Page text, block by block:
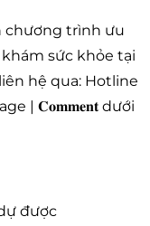
chương trình ưu
sức khỏe tại
hệ qua: Hotline
| 𝐂𝐨𝐦𝐦𝐞𝐧𝐭 dưới
được